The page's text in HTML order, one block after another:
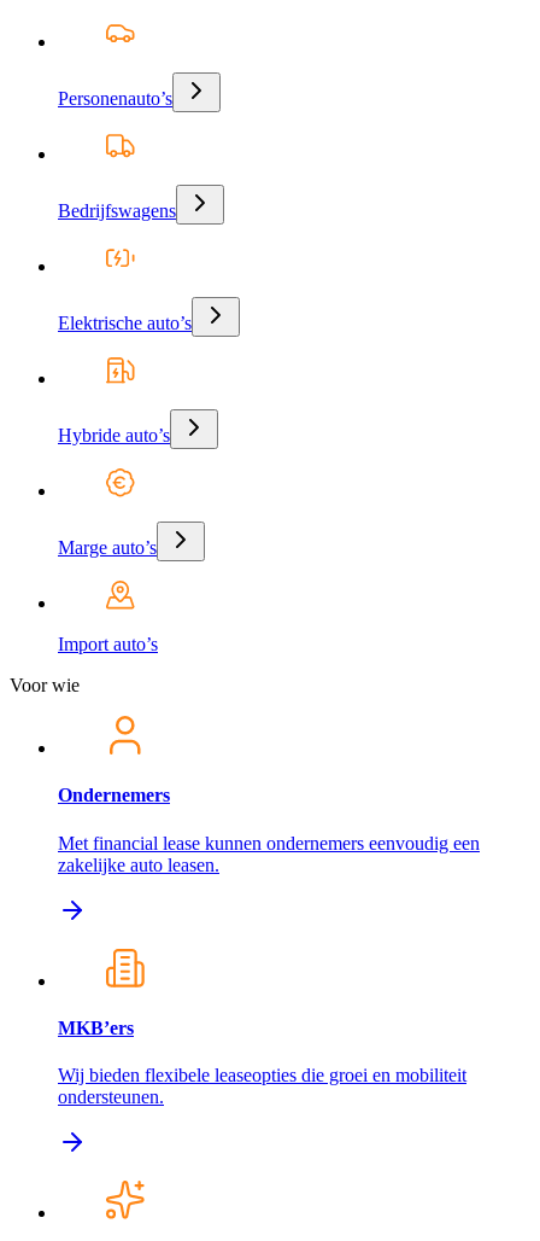
Personenauto’s
Bedrijfswagens
Elektrische auto’s
Hybride auto’s
Marge auto’s
Import auto’s
Voor wie
Ondernemers
Met financial lease kunnen ondernemers eenvoudig een
zakelijke auto leasen.
MKB’ers
Wij bieden flexibele leaseopties die groei en mobiliteit
ondersteunen.